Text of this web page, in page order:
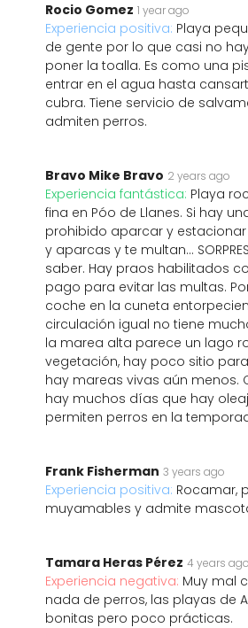
Rocio Gomez 1 year ago
Experiencia positiva: Playa
de gente por lo que casi no
poner la toalla. Es como una
entrar en el agua hasta
cubra. Tiene servicio de
admiten perros.
Bravo Mike Bravo 2 years ago
Experiencia fantástica: Playa
fina en Póo de Llanes. Si hay
prohibido aparcar y
y aparcas y te multan...
saber. Hay praos habilitados
pago para evitar las multas.
coche en la cuneta
circulación igual no tiene
la marea alta parece un lago
vegetación, hay poco sitio
hay mareas vivas aún menos.
hay muchos días que hay
permiten perros en la
Frank Fisherman 3 years ago
Experiencia positiva: Rocamar,
muyamables y admite
Tamara Heras Pérez 4 years ago
Experiencia negativa: Muy mal
nada de perros, las playas de
bonitas pero poco prácticas.